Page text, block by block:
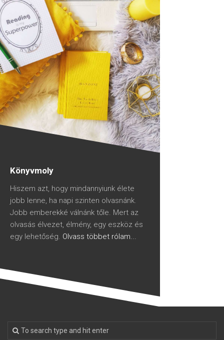
Könyvmoly
Hiszem azt, hogy mindannyiunk élete
jobb lenne, ha napi szinten olvasnánk.
Jobb emberekké válnánk tőle. Mert az
olvasás élvezet, élmény, egy eszköz és
egy lehetőség. Olvass többet rólam...